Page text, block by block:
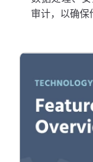
审计，以确保